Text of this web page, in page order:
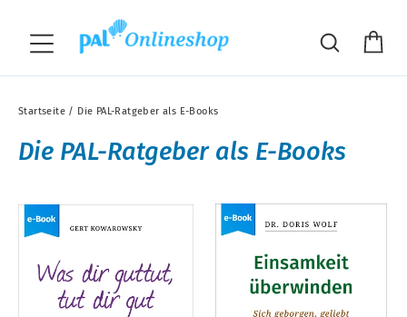
Inhalt
Seitennavigation Suche
Startseite / Die PAL-Ratgeber als E-Books
Die PAL-Ratgeber als E-Books